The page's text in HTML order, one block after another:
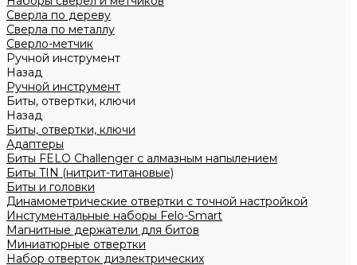
Сверла по дереву
Сверла по металлу
Сверло-метчик
Ручной инструмент
Назад
Ручной инструмент
Биты, отвертки, ключи
Назад
Биты, отвертки, ключи
Адаптеры
Биты FELO Challenger с алмазным напылением
Биты TIN (нитрит-титановые)
Биты и головки
Динамометрические отвертки с точной настройкой
Инстументальные наборы Felo-Smart
Магнитные держатели для битов
Миниатюрные отвертки
Набор отверток диэлектрических